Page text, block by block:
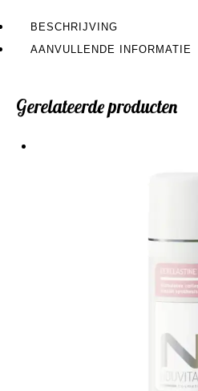
BESCHRIJVING
AANVULLENDE INFORMATIE
Gerelateerde producten